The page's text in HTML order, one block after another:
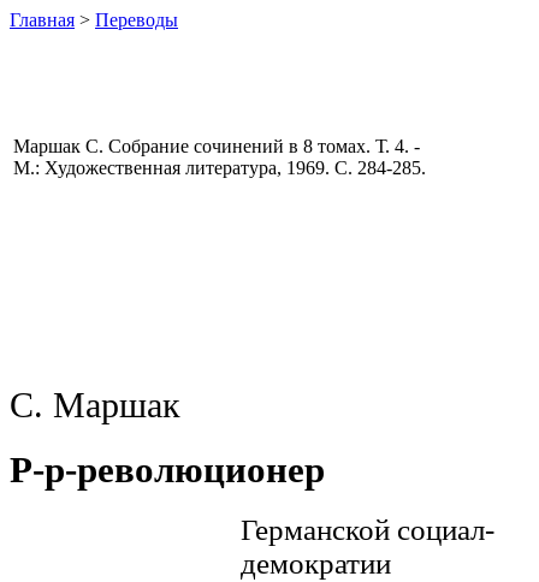
Главная > Переводы
Маршак С. Собрание сочинений в 8 томах. Т. 4. -
М.: Художественная литература, 1969. С. 284-285.
С. Маршак
Р-р-революционер
Германской социал-
демократии